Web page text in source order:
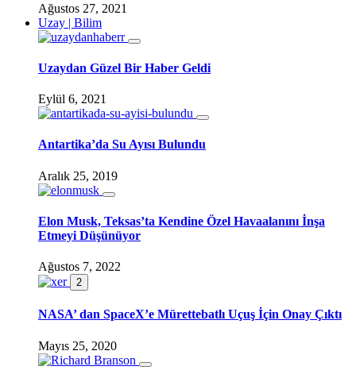
Ağustos 27, 2021
Uzay | Bilim
Uzaydan Güzel Bir Haber Geldi
Eylül 6, 2021
Antartika’da Su Ayısı Bulundu
Aralık 25, 2019
Elon Musk, Teksas’ta Kendine Özel Havaalanını İnşa
Etmeyi Düşünüyor
Ağustos 7, 2022
2
NASA’ dan SpaceX’e Mürettebatlı Uçuş İçin Onay Çıktı
Mayıs 25, 2020